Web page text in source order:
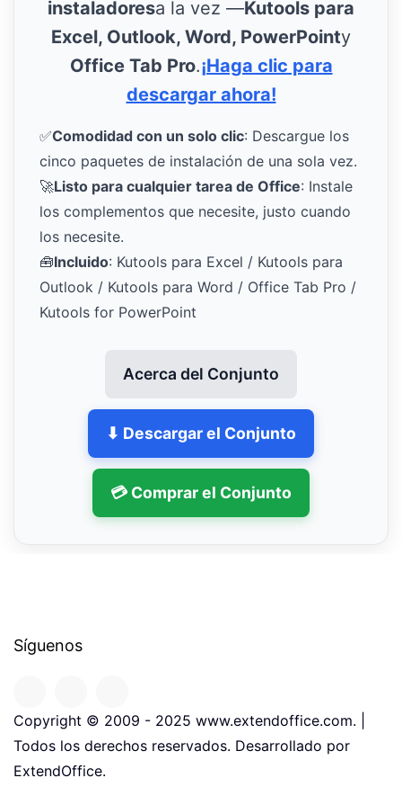
instaladoresa la vez —Kutools para
Excel, Outlook, Word, PowerPointy
Office Tab Pro.¡Haga clic para
descargar ahora!
✅Comodidad con un solo clic: Descargue los
cinco paquetes de instalación de una sola vez.
🚀Listo para cualquier tarea de Office: Instale
los complementos que necesite, justo cuando
los necesite.
🧰Incluido: Kutools para Excel / Kutools para
Outlook / Kutools para Word / Office Tab Pro /
Kutools for PowerPoint
Acerca del Conjunto
⬇ Descargar el Conjunto
💳 Comprar el Conjunto
Síguenos
Copyright © 2009 - 2025 www.extendoffice.com. |
Todos los derechos reservados. Desarrollado por
ExtendOffice.